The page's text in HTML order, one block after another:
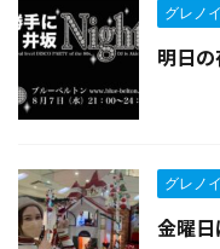
グレノイ
明日
グレノイ
金曜